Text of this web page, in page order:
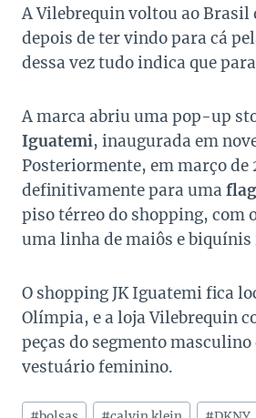
A Vilebrequin voltou ao Brasil
depois de ter vindo para cá
dessa vez tudo indica que
A marca abriu uma pop-up
Iguatemi, inaugurada em
Posteriormente, em março de
definitivamente para uma
piso térreo do shopping, com
uma linha de maiôs e
O shopping JK Iguatemi fica
Olímpia, e a loja Vilebrequin
peças do segmento
vestuário feminino.
Tags